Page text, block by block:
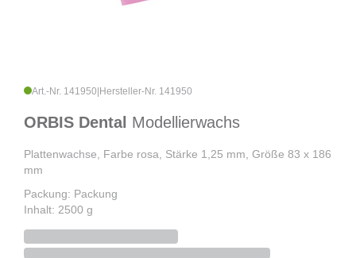
Art.-Nr. 141950 Hersteller-Nr. 141950
ORBIS Dental Modellierwachs
Plattenwachse, Farbe rosa, Stärke 1,25 mm, Größe 83 x 186
mm
Packung: Packung
Inhalt: 2500 g